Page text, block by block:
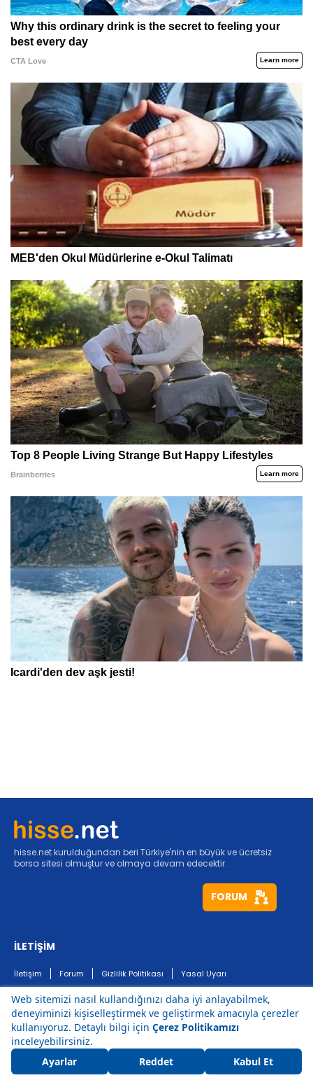
hisse.net kurulduğundan beri Türkiye'nin en büyük ve ücretsiz
borsa sitesi olmuştur ve olmaya devam edecektir.
FORUM
İLETİŞİM
İletişim Forum Gizlilik Politikası Yasal Uyarı
HIZLI ERİŞİM
Borsa
Hisseler
Endeksler
Canlı Borsa
Kripto Para
Altın Fiyatları
Amerikan Borsaları
Ekonomik Takvim
Dünya
Avrupa Borsası